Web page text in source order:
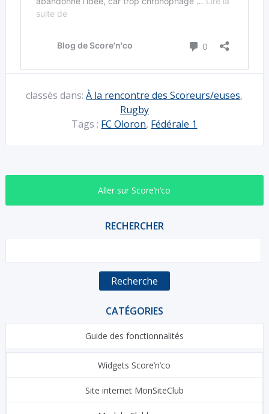
classés dans:À la rencontre des Scoreurs/euses,
Rugby
Tags : FC Oloron, Fédérale 1
Aller sur Score’n’co
RECHERCHER
Recherche
CATÉGORIES
Guide des fonctionnalités
Widgets Score’n’co
Site internet MonSiteClub